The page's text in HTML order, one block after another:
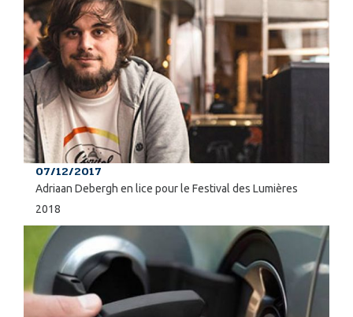
07/12/2017
Adriaan Debergh en lice pour le Festival des Lumières
2018